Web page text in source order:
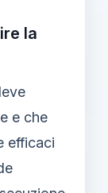
la
e che
efficaci